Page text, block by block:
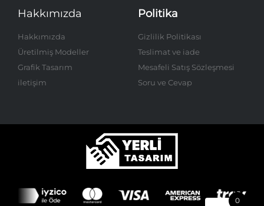
Hakkımızda
Hakkımızda
Üretilmiş Modeller
Grafik Tasarım
iletişim
Politika
Gizlilik Politikası
Teslimat ve iade
Mesafeli Satış Sözleşmesi
Soru ve Cevap
0